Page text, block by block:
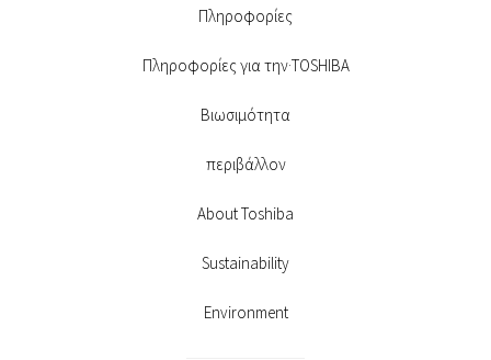
Πληροφορίες
Πληροφορίες για την·TOSHIBA
Βιωσιμότητα
περιβάλλον
About Toshiba
Sustainability
Environment